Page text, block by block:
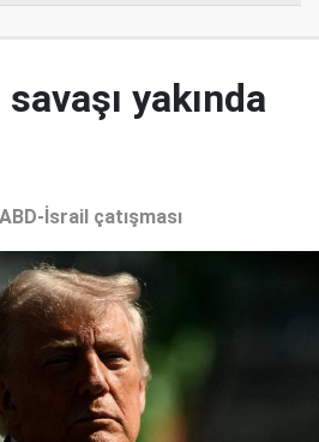
yakında
İsrail çatışması